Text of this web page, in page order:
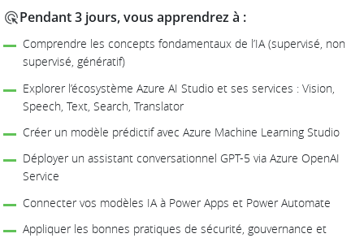
Pendant 3 jours, vous apprendrez à :
Comprendre les concepts fondamentaux de l’IA (supervisé, non
supervisé, génératif)
Explorer l’écosystème Azure AI Studio et ses services : Vision,
Speech, Text, Search, Translator
Créer un modèle prédictif avec Azure Machine Learning Studio
Déployer un assistant conversationnel GPT-5 via Azure OpenAI
Service
Connecter vos modèles IA à Power Apps et Power Automate
Appliquer les bonnes pratiques de sécurité, gouvernance et